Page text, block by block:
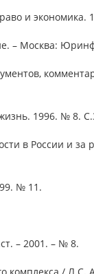
и экономика.
– Москва:
1996. № 8.
в России и за
№ 11.
– 2001. – № 8.